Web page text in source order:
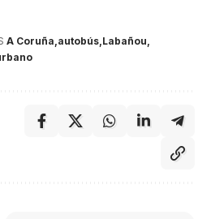
A Coruña autobús Labañou